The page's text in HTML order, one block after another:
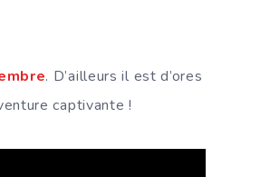
. D’ailleurs il est d’ores
captivante !